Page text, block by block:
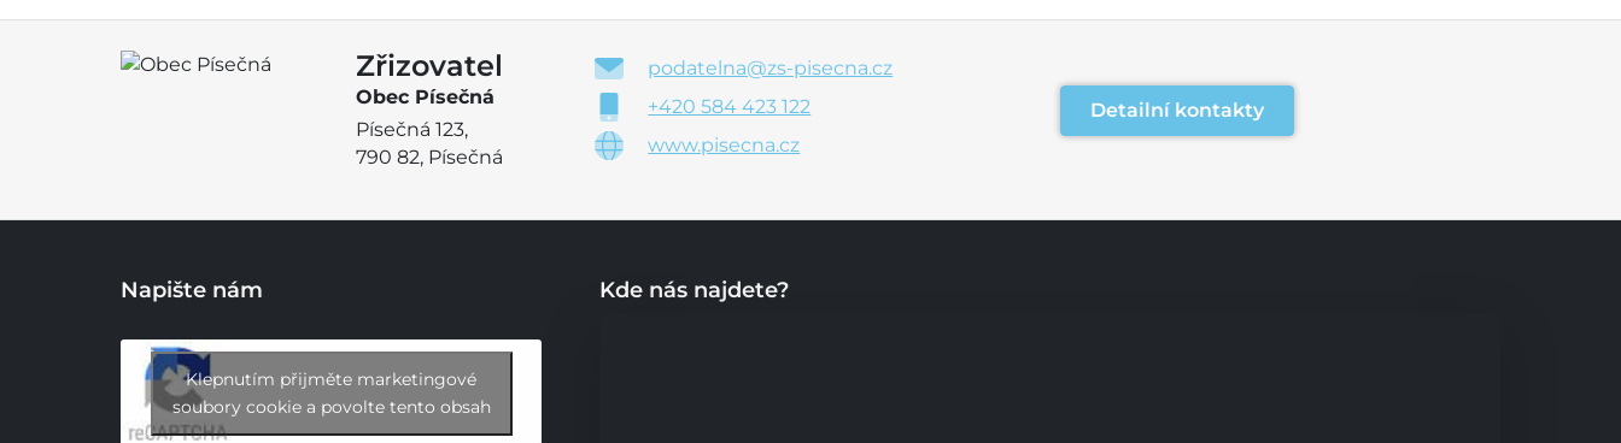
Zřizovatel
Obec Písečná
Písečná 123,
790 82, Písečná
podatelna@zs-pisecna.cz
+420 584 423 122
www.pisecna.cz
Detailní kontakty
Napište nám
Klepnutím přijměte marketingové
soubory cookie a povolte tento obsah
Kde nás najdete?